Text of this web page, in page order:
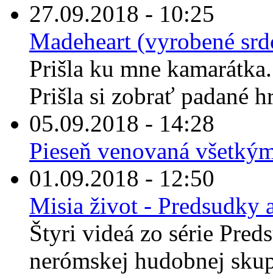
27.09.2018 - 10:25
Madeheart (vyrobené
Prišla ku mne
Prišla si zobrať padané
05.09.2018 - 14:28
Pieseň venovaná
01.09.2018 - 12:50
Misia život - Predsudky
Štyri videá zo série
nerómskej hudobnej